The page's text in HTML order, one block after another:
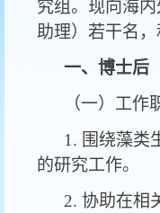
究组。现向海
助理）若干名，
一、博士后
（一）工作
1. 围绕藻类
的研究工作。
2. 协助在相